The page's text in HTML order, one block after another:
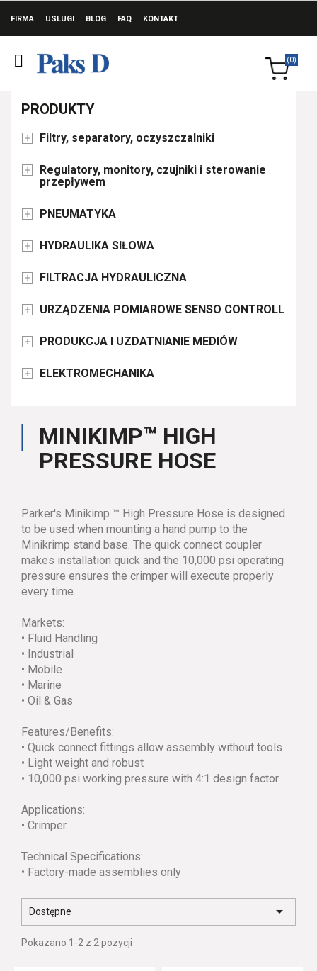
FIRMA USŁUGI BLOG FAQ KONTAKT
(0)
PRODUKTY
Filtry, separatory, oczyszczalniki

Regulatory, monitory, czujniki i sterowanie
przepływem

PNEUMATYKA

HYDRAULIKA SIŁOWA

FILTRACJA HYDRAULICZNA

URZĄDZENIA POMIAROWE SENSO CONTROLL

PRODUKCJA I UZDATNIANIE MEDIÓW

ELEKTROMECHANIKA

MINIKIMP™ HIGH
PRESSURE HOSE
Parker's Minikimp ™ High Pressure Hose is designed
to be used when mounting a hand pump to the
Minikrimp stand base. The quick connect coupler
makes installation quick and the 10,000 psi operating
pressure ensures the crimper will execute properly
every time.
Markets:
• Fluid Handling
• Industrial
• Mobile
• Marine
• Oil & Gas
Features/Benefits:
• Quick connect fittings allow assembly without tools
• Light weight and robust
• 10,000 psi working pressure with 4:1 design factor
Applications:
• Crimper
Technical Specifications:
• Factory-made assemblies only
Dostępne 
Pokazano 1-2 z 2 pozycji